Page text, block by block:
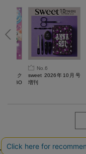
るスク
ぷにBO
No.6
sweet 2026年10月号
増刊